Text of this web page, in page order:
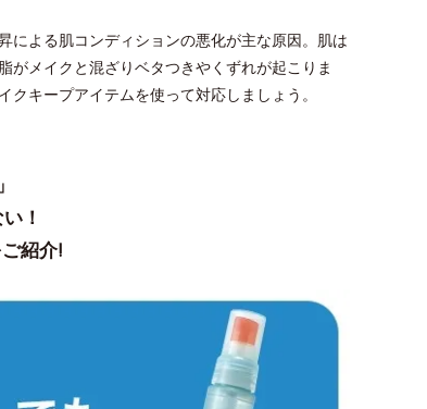
による肌コンディションの悪化が主な原因。肌は
がメイクと混ざりベタつきやくずれが起こりま
キープアイテムを使って対応しましょう。
！
紹介!